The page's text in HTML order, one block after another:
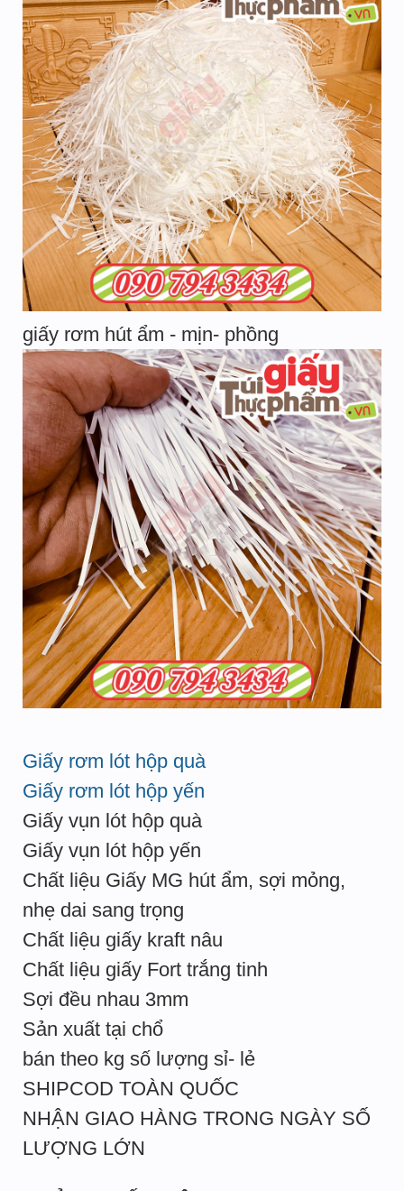
giấy rơm hút ẩm - mịn- phồng
Giấy rơm lót hộp quà
Giấy rơm lót hộp yến
Giấy vụn lót hộp quà
Giấy vụn lót hộp yến
Chất liệu Giấy MG hút ẩm, sợi mỏng,
nhẹ dai sang trọng
Chất liệu giấy kraft nâu
Chất liệu giấy Fort trắng tinh
Sợi đều nhau 3mm
Sản xuất tại chổ
bán theo kg số lượng sỉ- lẻ
SHIPCOD TOÀN QUỐC
NHẬN GIAO HÀNG TRONG NGÀY SỐ
LƯỢNG LỚN